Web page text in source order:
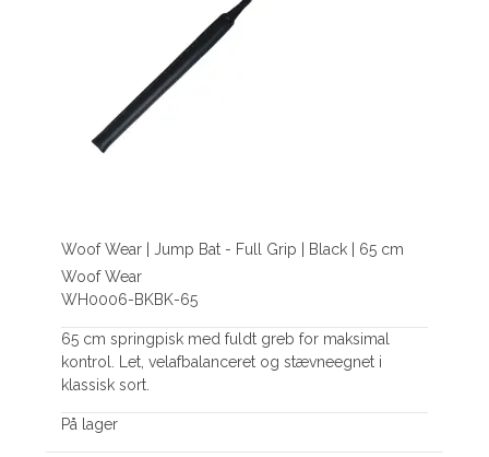
Woof Wear | Jump Bat - Full Grip | Black | 65 cm
Woof Wear
WH0006-BKBK-65
65 cm springpisk med fuldt greb for maksimal
kontrol. Let, velafbalanceret og stævneegnet i
klassisk sort.
På lager